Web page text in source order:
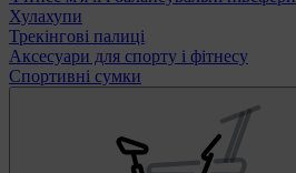
Хулахупи
Трекінгові палиці
Аксесуари для спорту і фітнесу
Спортивні сумки